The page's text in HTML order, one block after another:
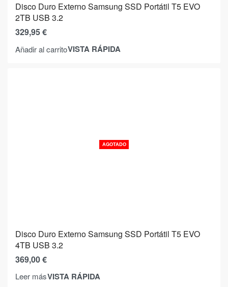
Disco Duro Externo Samsung SSD Portátil T5 EVO
2TB USB 3.2
329,95€
Añadir al carritoVISTA RÁPIDA
AGOTADO
Disco Duro Externo Samsung SSD Portátil T5 EVO
4TB USB 3.2
369,00€
Leer másVISTA RÁPIDA